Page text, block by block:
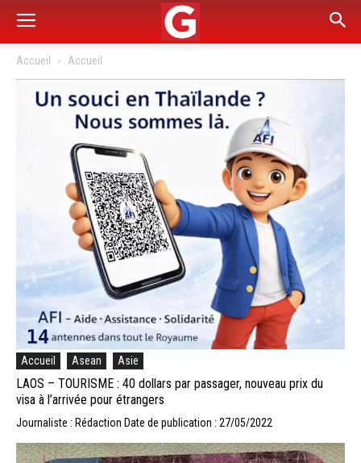
Accueil Accueil
Accueil Asean Asie
LAOS – TOURISME : 40 dollars par passager, nouveau prix du
visa à l’arrivée pour étrangers
Journaliste : Rédaction Date de publication : 27/05/2022